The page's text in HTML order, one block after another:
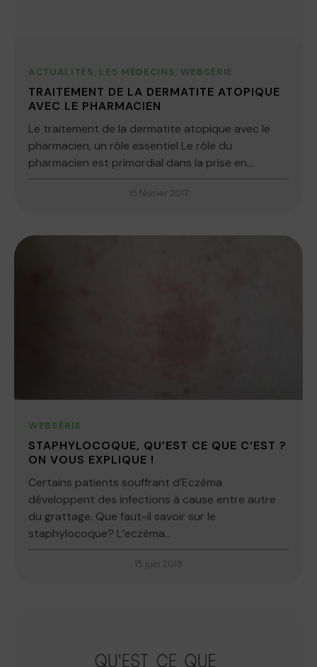
ACTUALITÉS, LES MÉDECINS, WEBSÉRIE
TRAITEMENT DE LA DERMATITE ATOPIQUE
AVEC LE PHARMACIEN
Le traitement de la dermatite atopique avec le
pharmacien, un rôle essentiel Le rôle du
pharmacien est primordial dans la prise en...
15 février 2017
WEBSÉRIE
STAPHYLOCOQUE, QU’EST CE QUE C’EST ?
ON VOUS EXPLIQUE !
Certains patients souffrant d’Eczéma
développent des infections à cause entre autre
du grattage. Que faut-il savoir sur le
staphylocoque? L’eczéma...
15 juin 2018